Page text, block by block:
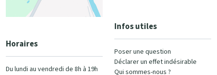
Horaires
Du lundi au vendredi de 8h à 19h
Infos utiles
Poser une question
Déclarer un effet indésirable
Qui sommes-nous ?